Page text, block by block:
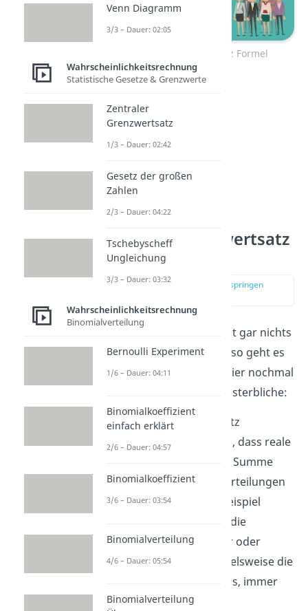
Zentraler Grenzwertsatz Formel
Zentraler Grenzwertsatz
einfach erklärt
zur Stelle im Video springen
Hä, du hast gerade absolut gar nichts
verstanden? Keine Sorge, so geht es
den meisten, deshalb ist hier nochmal
eine Erklärung für Normalsterbliche:
Der zentrale Grenzwertsatz
beschreibt das Phänomen, dass reale
zufällige Prozesse in ihrer Summe
häufig glockenförmige Verteilungen
aufweisen. So sind zum Beispiel
Wachstumsprozesse, wie die
Körpergröße aller Männer oder
Messvorgänge, wie beispielsweise die
Sprungweite von Kängurus, immer
normalverteilt.
Venn Diagramm
3/3 – Dauer: 02:05
Wahrscheinlichkeitsrechnung
Statistische Gesetze & Grenzwerte
Zentraler
Grenzwertsatz
1/3 – Dauer: 02:42
Gesetz der großen
Zahlen
2/3 – Dauer: 04:22
Tschebyscheff
Ungleichung
3/3 – Dauer: 03:32
Wahrscheinlichkeitsrechnung
Binomialverteilung
Bernoulli Experiment
1/6 – Dauer: 04:11
Binomialkoeffizient
einfach erklärt
2/6 – Dauer: 04:57
Binomialkoeffizient
3/6 – Dauer: 03:54
Binomialverteilung
4/6 – Dauer: 05:54
Binomialverteilung